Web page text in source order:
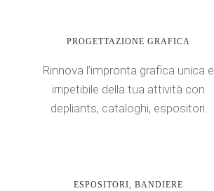
PROGETTAZIONE GRAFICA
Rinnova l’impronta grafica unica e
irripetibile della tua attività con
depliants, cataloghi, espositori.
ESPOSITORI, BANDIERE